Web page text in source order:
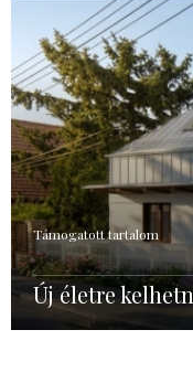
Támogatott tartalom
Új életre